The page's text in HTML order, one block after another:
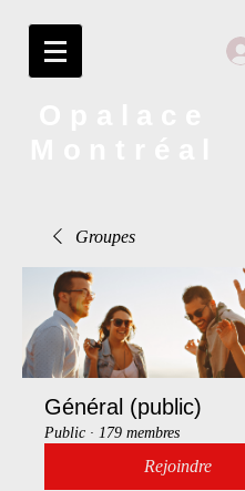
Groupes
Général (public)
Public · 179 membres
Rejoindre